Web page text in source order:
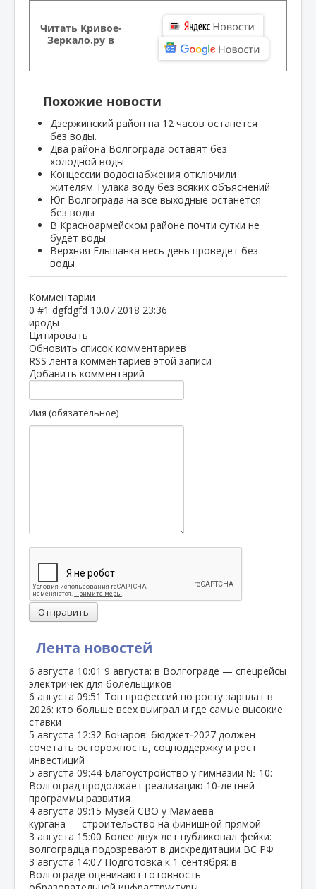
Лента новостей
6 августа 10:01 9 августа: в Волгограде — спецрейсы
электричек для болельщиков
6 августа 09:51 Топ профессий по росту зарплат в
2026: кто больше всех выиграл и где самые высокие
ставки
5 августа 12:32 Бочаров: бюджет‑2027 должен
сочетать осторожность, соцподдержку и рост
инвестиций
5 августа 09:44 Благоустройство у гимназии № 10:
Волгоград продолжает реализацию 10‑летней
программы развития
4 августа 09:15 Музей СВО у Мамаева
кургана — строительство на финишной прямой
3 августа 15:00 Более двух лет публиковал фейки:
волгоградца подозревают в дискредитации ВС РФ
3 августа 14:07 Подготовка к 1 сентября: в
Волгограде оценивают готовность
Читать Кривое-
Зеркало.ру в
Похожие новости
Дзержинский район на 12 часов останется
без воды.
Два района Волгограда оставят без
холодной воды
Концессии водоснабжения отключили
жителям Тулака воду без всяких объяснений
Юг Волгограда на все выходные останется
без воды
В Красноармейском районе почти сутки не
будет воды
Верхняя Ельшанка весь день проведет без
воды
Комментарии
0 #1 dgfdgfd 10.07.2018 23:36
ироды
Цитировать
Обновить список комментариев
RSS лента комментариев этой записи
Добавить комментарий
Имя (обязательное)
Отправить